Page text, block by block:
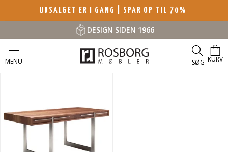
UDSALGET ER I GANG | SPAR OP TIL 70%
DESIGN SIDEN 1966
MENU SØG KURV